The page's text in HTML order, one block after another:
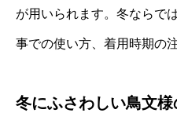
が用いられます。冬ならで
事での使い方、着用時期の
冬にふさわしい鳥文様